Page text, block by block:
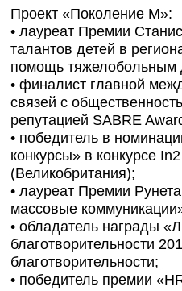
Проект «Поколение М»:
• лауреат Премии
талантов детей в
помощь тяжелобольным
• финалист главной
связей с
репутацией SABRE
• победитель в
конкурсы» в конкурсе
(Великобритания);
• лауреат Премии
массовые
• обладатель награды
благотворительности
благотворительности;
• победитель премии